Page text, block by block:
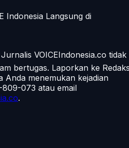
Indonesia Langsung di
Jurnalis VOICEIndonesia.co tidak
bertugas. Laporkan ke
Anda menemukan kejadian
809-073 atau email
.